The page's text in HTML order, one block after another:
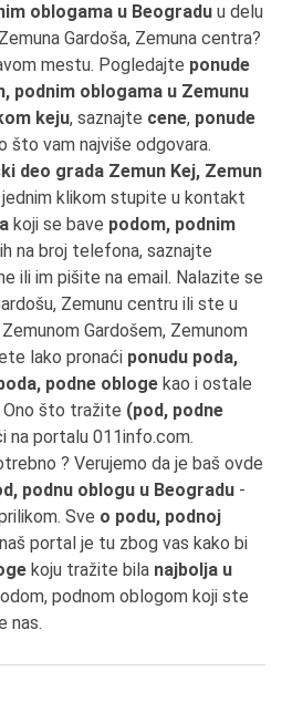
oblogama u Beogradu u delu
Gardoša, Zemuna centra?
mestu. Pogledajte ponude
podnim oblogama u Zemunu
keju, saznajte cene, ponude
što vam najviše odgovara.
deo grada Zemun Kej, Zemun
jednim klikom stupite u kontakt
koji se bave podom, podnim
na broj telefona, saznajte
ili im pišite na email. Nalazite se
Zemunu centru ili ste u
Gardošem, Zemunom
lako pronaći ponudu poda,
podne obloge kao i ostale
Ono što tražite (pod, podne
na portalu 011info.com.
? Verujemo da je baš ovde
podnu oblogu u Beogradu -
Sve o podu, podnoj
portal je tu zbog vas kako bi
koju tražite bila najbolja u
podnom oblogom koji ste
nas.